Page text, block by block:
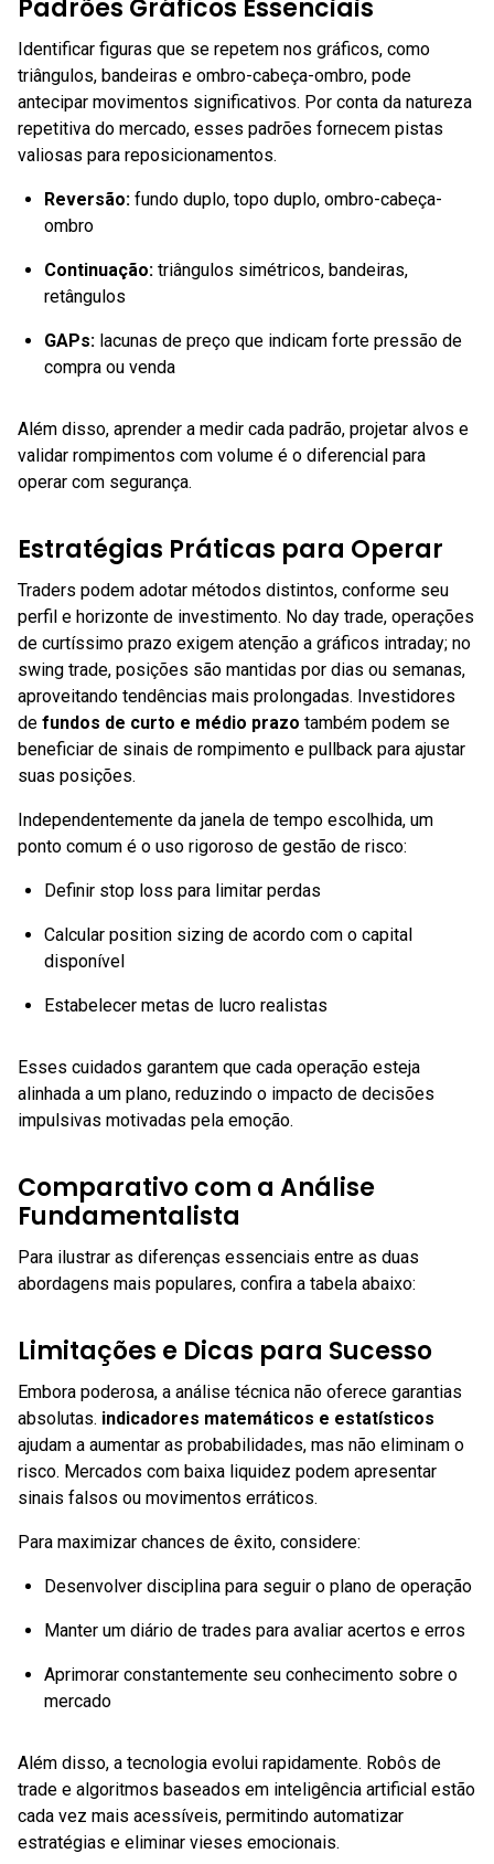
Padrões Gráficos Essenciais
Identificar figuras que se repetem nos gráficos, como
triângulos, bandeiras e ombro-cabeça-ombro, pode
antecipar movimentos significativos. Por conta da natureza
repetitiva do mercado, esses padrões fornecem pistas
valiosas para reposicionamentos.
Reversão: fundo duplo, topo duplo, ombro-cabeça-
ombro
Continuação: triângulos simétricos, bandeiras,
retângulos
GAPs: lacunas de preço que indicam forte pressão de
compra ou venda
Além disso, aprender a medir cada padrão, projetar alvos e
validar rompimentos com volume é o diferencial para
operar com segurança.
Estratégias Práticas para Operar
Traders podem adotar métodos distintos, conforme seu
perfil e horizonte de investimento. No day trade, operações
de curtíssimo prazo exigem atenção a gráficos intraday; no
swing trade, posições são mantidas por dias ou semanas,
aproveitando tendências mais prolongadas. Investidores
de fundos de curto e médio prazo também podem se
beneficiar de sinais de rompimento e pullback para ajustar
suas posições.
Independentemente da janela de tempo escolhida, um
ponto comum é o uso rigoroso de gestão de risco:
Definir stop loss para limitar perdas
Calcular position sizing de acordo com o capital
disponível
Estabelecer metas de lucro realistas
Esses cuidados garantem que cada operação esteja
alinhada a um plano, reduzindo o impacto de decisões
impulsivas motivadas pela emoção.
Comparativo com a Análise
Fundamentalista
Para ilustrar as diferenças essenciais entre as duas
abordagens mais populares, confira a tabela abaixo:
Limitações e Dicas para Sucesso
Embora poderosa, a análise técnica não oferece garantias
absolutas. indicadores matemáticos e estatísticos
ajudam a aumentar as probabilidades, mas não eliminam o
risco. Mercados com baixa liquidez podem apresentar
sinais falsos ou movimentos erráticos.
Para maximizar chances de êxito, considere:
Desenvolver disciplina para seguir o plano de operação
Manter um diário de trades para avaliar acertos e erros
Aprimorar constantemente seu conhecimento sobre o
mercado
Além disso, a tecnologia evolui rapidamente. Robôs de
trade e algoritmos baseados em inteligência artificial estão
cada vez mais acessíveis, permitindo automatizar
estratégias e eliminar vieses emocionais.